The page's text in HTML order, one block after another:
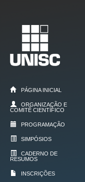
PÁGINA INICIAL
ORGANIZAÇÃO E
COMITÊ CIENTÍFICO
PROGRAMAÇÃO
SIMPÓSIOS
CADERNO DE
RESUMOS
INSCRIÇÕES